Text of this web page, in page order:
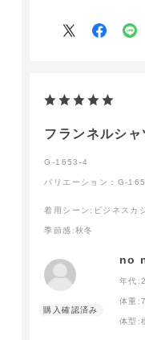
綿100の生地とは異
は重宝します。
フランネルシャ
G-1653-4
バリエーション：G-
着用シーン :ビジネスカ
季節感 :秋冬
no
年代:
体重:
体型: